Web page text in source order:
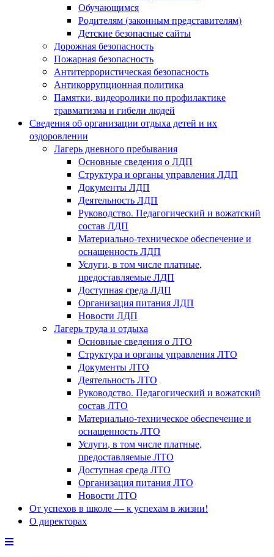
Обучающимся
Родителям (законным представителям)
Детские безопасные сайты
Дорожная безопасность
Пожарная безопасность
Антитеррористическая безопасность
Антикоррупционная политика
Памятки, видеоролики по профилактике
травматизма и гибели людей
Сведения об организации отдыха детей и их
оздоровлении
Лагерь дневного пребывания
Основные сведения о ЛДП
Структура и органы управления ЛДП
Документы ЛДП
Деятельность ЛДП
Руководство. Педагогический и вожатский
состав ЛДП
Материально-техническое обеспечение и
оснащенность ЛДП
Услуги, в том числе платные,
предоставляемые ЛДП
Доступная среда ЛДП
Организация питания ЛДП
Новости ЛДП
Лагерь труда и отдыха
Основные сведения о ЛТО
Структура и органы управления ЛТО
Документы ЛТО
Деятельность ЛТО
Руководство. Педагогический и вожатский
состав ЛТО
Материально-техническое обеспечение и
оснащенность ЛТО
Услуги, в том числе платные,
предоставляемые ЛТО
Доступная среда ЛТО
Организация питания ЛТО
Новости ЛТО
От успехов в школе — к успехам в жизни!
О директорах